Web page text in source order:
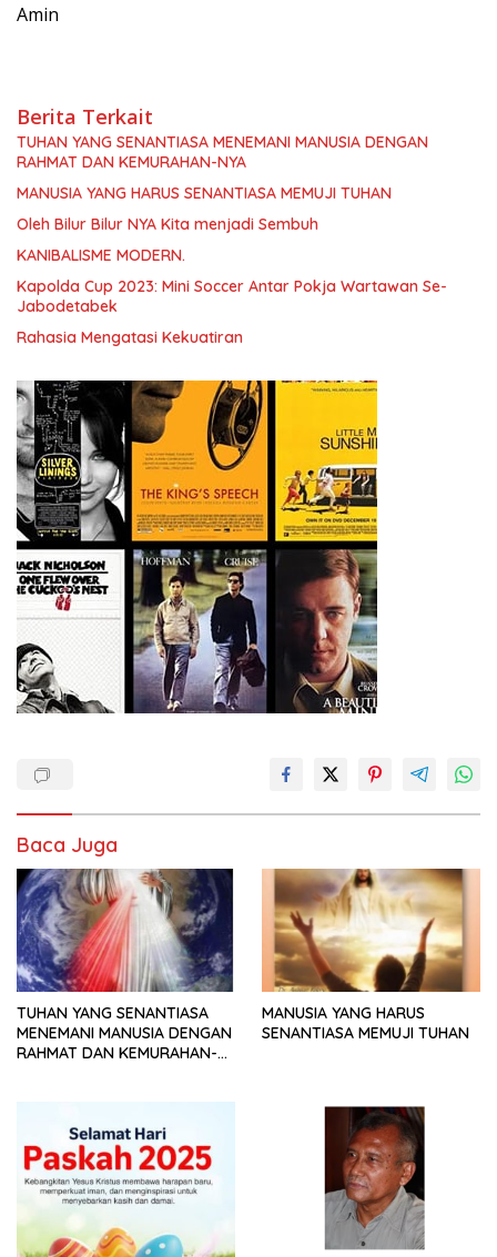
Amin
Berita Terkait
TUHAN YANG SENANTIASA MENEMANI MANUSIA DENGAN
RAHMAT DAN KEMURAHAN-NYA
MANUSIA YANG HARUS SENANTIASA MEMUJI TUHAN
Oleh Bilur Bilur NYA Kita menjadi Sembuh
KANIBALISME MODERN.
Kapolda Cup 2023: Mini Soccer Antar Pokja Wartawan Se-
Jabodetabek
Rahasia Mengatasi Kekuatiran
Baca Juga
TUHAN YANG SENANTIASA
MENEMANI MANUSIA DENGAN
RAHMAT DAN KEMURAHAN-
MANUSIA YANG HARUS
SENANTIASA MEMUJI TUHAN